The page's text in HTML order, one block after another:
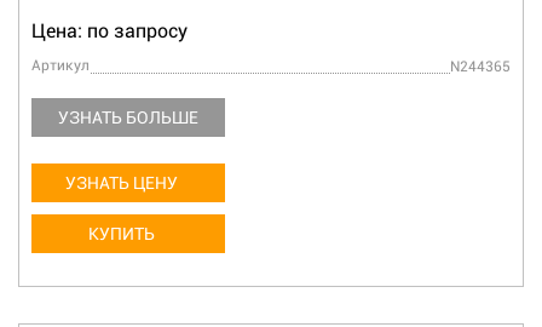
Цена: по запросу
Артикул N244365
УЗНАТЬ БОЛЬШЕ
УЗНАТЬ ЦЕНУ
КУПИТЬ